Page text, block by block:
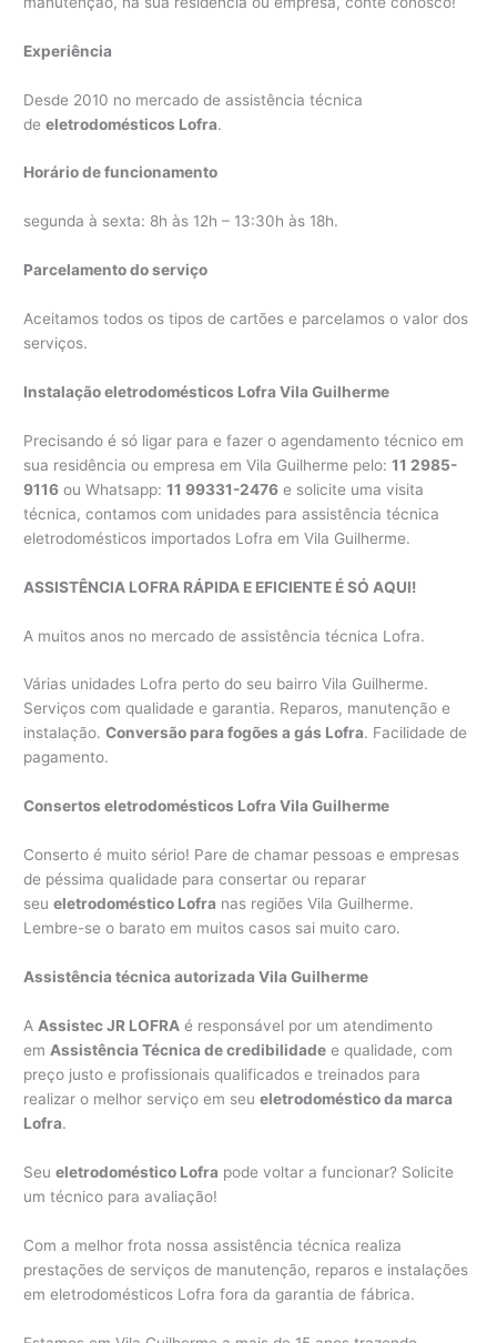
Experiência
Desde 2010 no mercado de assistência técnica
deeletrodomésticos Lofra.
Horário de funcionamento
segunda à sexta: 8h às 12h – 13:30h às 18h.
Parcelamento do serviço
Aceitamos todos os tipos de cartões e parcelamos o valor dos
serviços.
Instalação eletrodomésticos Lofra Vila Guilherme
Precisando é só ligar para e fazer o agendamento técnico em
sua residência ou empresa em Vila Guilherme pelo:11 2985-
9116 ou Whatsapp:11 99331-2476 e solicite uma visita
técnica, contamos com unidades para assistência técnica
eletrodomésticos importados Lofra em Vila Guilherme.
ASSISTÊNCIA LOFRA RÁPIDA E EFICIENTE É SÓ AQUI!
A muitos anos no mercado de assistência técnica Lofra.
Várias unidades Lofra perto do seu bairro Vila Guilherme.
Serviços com qualidade e garantia. Reparos, manutenção e
instalação.Conversão para fogões a gás Lofra. Facilidade de
pagamento.
Consertos eletrodomésticos Lofra Vila Guilherme
Conserto é muito sério! Pare de chamar pessoas e empresas
de péssima qualidade para consertar ou reparar
seueletrodoméstico Lofra nas regiões Vila Guilherme.
Lembre-se o barato em muitos casos sai muito caro.
Assistência técnica autorizada Vila Guilherme
A Assistec JR LOFRA é responsável por um atendimento
em Assistência Técnica de credibilidade e qualidade, com
preço justo e profissionais qualificados e treinados para
realizar o melhor serviço em seueletrodoméstico da marca
Lofra.
Seueletrodoméstico Lofra pode voltar a funcionar? Solicite
um técnico para avaliação!
Com a melhor frota nossa assistência técnica realiza
prestações de serviços de manutenção, reparos e instalações
em eletrodomésticos Lofra fora da garantia de fábrica.